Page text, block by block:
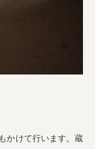
かけて行います。蔵